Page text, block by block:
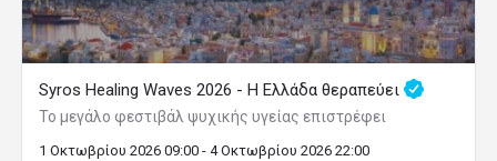
Syros Healing Waves 2026 - Η Ελλάδα θεραπεύει
Το μεγάλο φεστιβάλ ψυχικής υγείας επιστρέφει
1 Οκτωβρίου 2026 09:00 - 4 Οκτωβρίου 2026 22:00